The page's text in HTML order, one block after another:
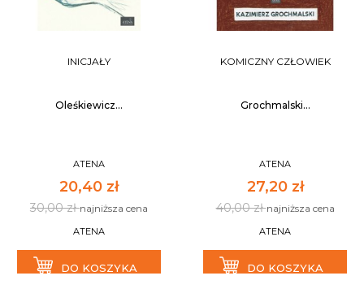
INICJAŁY
Oleśkiewicz...
ATENA
20,40 zł
30,00 złnajniższa cena
ATENA
DO KOSZYKA
KOMICZNY CZŁOWIEK
Grochmalski...
ATENA
27,20 zł
40,00 złnajniższa cena
ATENA
DO KOSZYKA